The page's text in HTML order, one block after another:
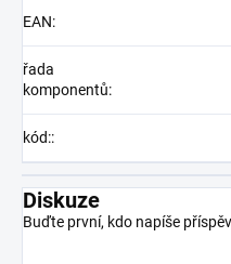
EAN:
řada
komponentů:
kód::
Diskuze
Buďte první, kdo napíše